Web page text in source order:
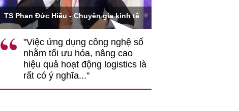
TS Phan Đức Hiếu - Chuyên gia kinh tế
"Việc ứng dụng công nghệ số
nhằm tối ưu hóa, nâng cao
hiệu quả hoạt động logistics là
rất có ý nghĩa..."